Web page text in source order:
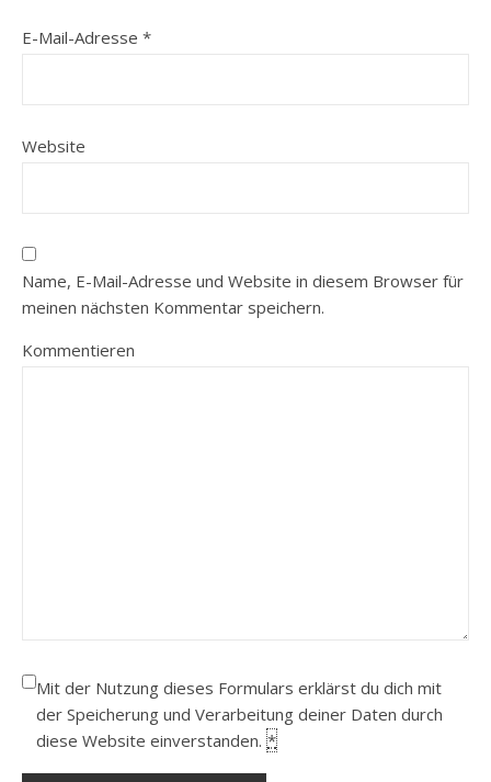
E-Mail-Adresse *
Website
Name, E-Mail-Adresse und Website in diesem Browser für
meinen nächsten Kommentar speichern.
Kommentieren
Mit der Nutzung dieses Formulars erklärst du dich mit
der Speicherung und Verarbeitung deiner Daten durch
diese Website einverstanden. *